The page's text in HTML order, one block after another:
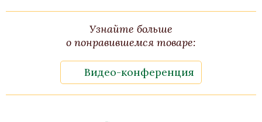
Узнайте больше
о понравившемся товаре:
Видео-конференция